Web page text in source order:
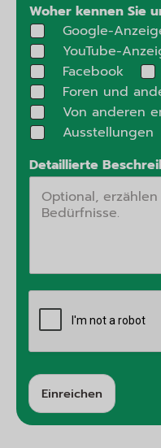
Woher kennen Sie
Google-
YouTube-
Facebook
Foren und
Von anderen
Ausstellungen
Detaillierte
Einreichen
A